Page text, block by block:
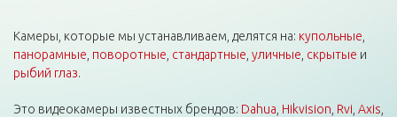
Камеры, которые мы устанавливаем, делятся на: купольные
панорамные поворотные стандартные уличные скрытые и
рыбий глаз.
Это видеокамеры известных брендов: Dahua Hikvision Rvi Axis